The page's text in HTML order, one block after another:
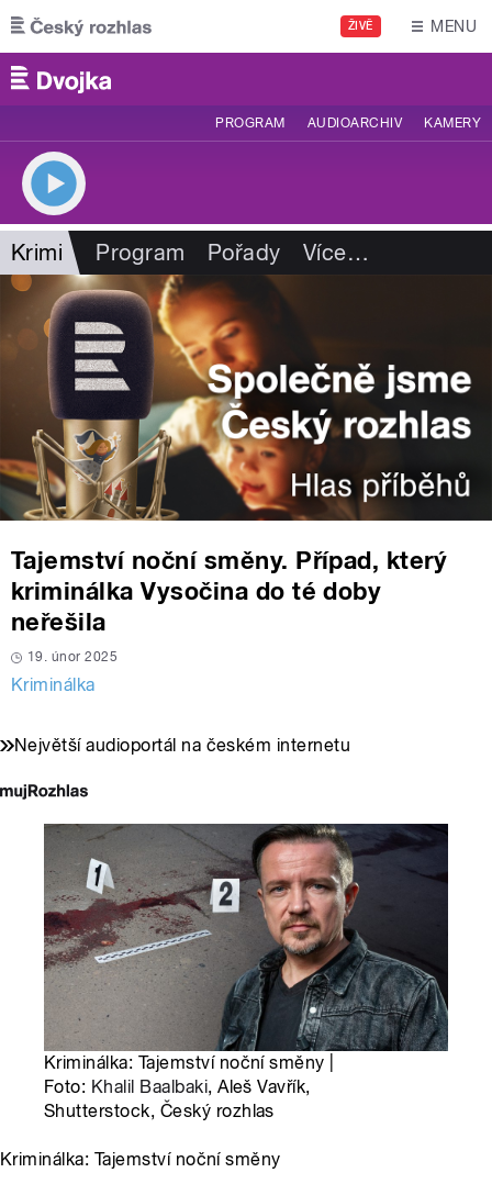
Přejít k hlavnímu obsahu
ŽIVĚ MENU
PROGRAM AUDIOARCHIV KAMERY
Krimi Program Pořady Více…
Tajemství noční směny. Případ, který
kriminálka Vysočina do té doby
neřešila
19. únor 2025
Kriminálka
Největší audioportál na českém internetu
Kriminálka: Tajemství noční směny |
Foto: Khalil Baalbaki, Aleš Vavřík,
Shutterstock, Český rozhlas
Kriminálka: Tajemství noční směny